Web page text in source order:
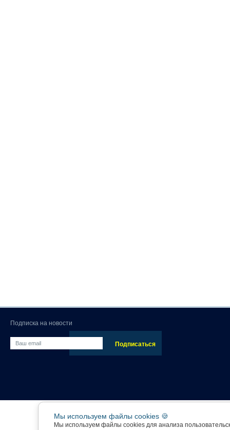
Подписка на новости
Мы используем файлы cookies 🍪
Мы используем файлы cookies для анализа